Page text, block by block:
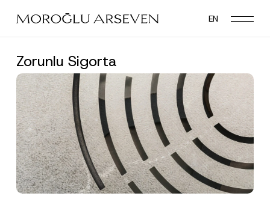
main
EN
Zorunlu Sigorta